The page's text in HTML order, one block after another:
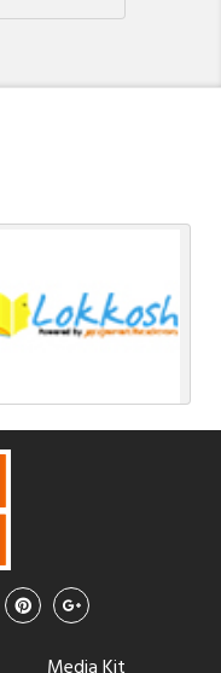
Media Kit